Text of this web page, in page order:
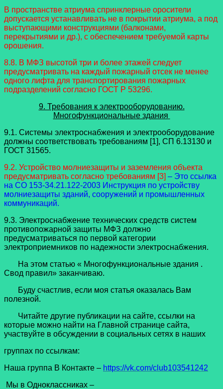
В пространстве атриума спринклерные оросители
допускается устанавливать не в покрытии атриума, а под
выступающими конструкциями (балконами,
перекрытиями и др.), с обеспечением требуемой карты
орошения.
8.8. В МФЗ высотой три и более этажей следует
предусматривать на каждый пожарный отсек не менее
одного лифта для транспортирования пожарных
подразделений согласно ГОСТ Р 53296.
9. Требования к электрооборудованию.
Многофункциональные здания
9.1. Системы электроснабжения и электрооборудование
должны соответствовать требованиям [1], СП 6.13130 и
ГОСТ 31565.
9.2. Устройство молниезащиты и заземления объекта
предусматривать согласно требованиям [3] – Это ссылка
на СО 153-34.21.122-2003 Инструкция по устройству
молниезащиты зданий, сооружений и промышленных
коммуникаций.
9.3. Электроснабжение технических средств систем
противопожарной защиты МФЗ должно
предусматриваться по первой категории
электроприемников по надежности электроснабжения.
На этом статью « Многофункциональные здания .
Свод правил» заканчиваю.
Буду счастлив, если моя статья оказалась Вам
полезной.
Читайте другие публикации на сайте, ссылки на
которые можно найти на Главной странице сайта,
участвуйте в обсуждении в социальных сетях в наших
группах по ссылкам:
Наша группа В Контакте – https://vk.com/club103541242
Мы в Одноклассниках –